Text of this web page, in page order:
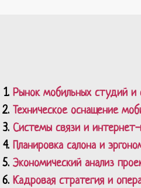
Рынок мобильных студий и
Техническое оснащение
Системы связи и
Планировка салона и
Экономический анализ
Кадровая стратегия и